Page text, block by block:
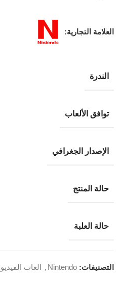
العلامة التجارية:
الندرة
توافق الألعاب
الإصدار الجغرافي
حالة المنتج
حالة العلبة
التصنيفات: Nintendo
, العاب الفيديو